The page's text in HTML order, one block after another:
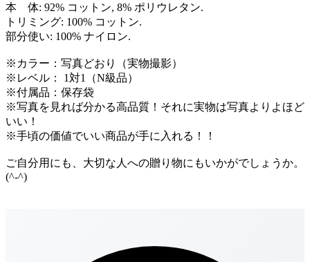
本 体: 92% コットン, 8% ポリウレタン.
トリミング: 100% コットン.
部分使い: 100% ナイロン.
※カラー：写真どおり（実物撮影）
※レベル： 1対1（N級品）
※付属品：保存袋
※写真を見れば分かる高品質！それに実物は写真よりよほど
いい！
※手頃の価値でいい商品が手に入れる！！
ご自分用にも、大切な人への贈り物にもいかがでしょうか。
(^-^)